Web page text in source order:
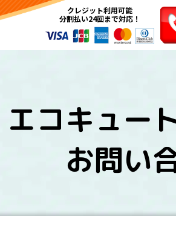
クレジット利用可能
分割払い24回まで対応！
エコキュー
お問い